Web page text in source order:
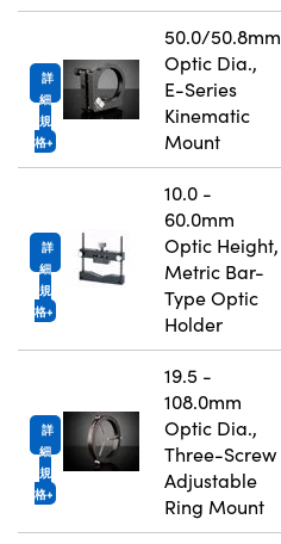
詳
細
規
格
50.0/50.8mm
Optic Dia.,
E-Series
Kinematic
Mount
詳
細
規
格
10.0 -
60.0mm
Optic Height,
Metric Bar-
Type Optic
Holder
詳
細
規
格
19.5 -
108.0mm
Optic Dia.,
Three-Screw
Adjustable
Ring Mount